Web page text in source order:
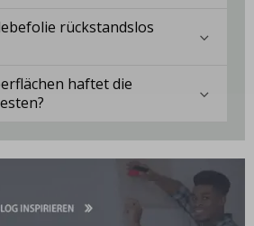
rückstandslos
haftet die